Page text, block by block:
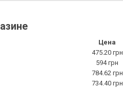
Цена
475.20 грн
594 грн
784.62 грн
734.40 грн